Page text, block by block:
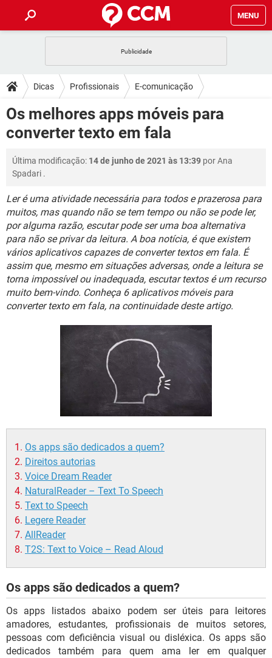
MENU
CELULAR FACEBOOK
OUTLOOK EXCEL
INSTAGRAM GMAIL
DICAS
JOGOS
CELULAR FACEBOOK
INSTAGRAM GMAIL
DOWNLOADS
JOGOS WHATSAPP
OUTLOOK
INSTAGRAM GMAIL
GUIA DE COMPRAS
FÓRUM
JOGOS WHATSAPP
OUTLOOK EXCEL
INSTAGRAM GMAIL
GUIA DE COMPRAS
GLOSSÁRIO
JOGOS WHATSAPP
CELULAR FACEBOOK
OUTLOOK EXCEL
INSTAGRAM GMAIL
GUIA DE COMPRAS
Dicas Profissionais E-comunicação
Os melhores apps móveis para
converter texto em fala
Última modificação: 14 de junho de 2021 às 13:39 porAna
Spadari .
Ler é uma atividade necessária para todos e prazerosa para
muitos, mas quando não se tem tempo ou não se pode ler,
por alguma razão, escutar pode ser uma boa alternativa
para não se privar da leitura. A boa notícia, é que existem
vários aplicativos capazes de converter textos em fala. É
assim que, mesmo em situações adversas, onde a leitura se
torna impossível ou inadequada, escutar textos é um recurso
muito bem-vindo. Conheça 6 aplicativos móveis para
converter texto em fala, na continuidade deste artigo.
Os apps são dedicados a quem?
Direitos autorias
Voice Dream Reader
NaturalReader – Text To Speech
Text to Speech
Legere Reader
AllReader
T2S: Text to Voice – Read Aloud
Os apps são dedicados a quem?
Os apps listados abaixo podem ser úteis para leitores
amadores, estudantes, profissionais de muitos setores,
pessoas com deficiência visual ou disléxica. Os apps são
dedicados também para quem ama ler em qualquer